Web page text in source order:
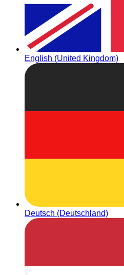
English (United Kingdom)
Deutsch (Deutschland)